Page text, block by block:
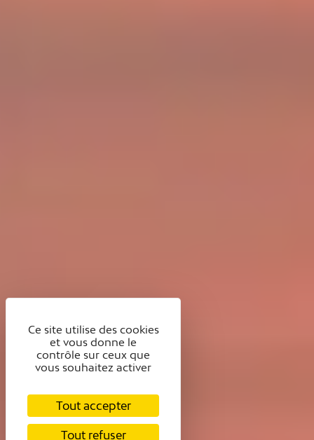
Ce site utilise des cookies
et vous donne le
contrôle sur ceux que
vous souhaitez activer
Tout accepter
Tout refuser